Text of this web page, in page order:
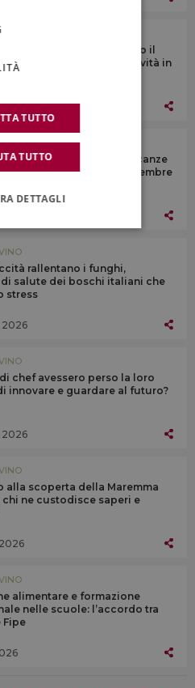
agosto, 10 miliardi di euro il
per ristorazione e ricettività in
2026
gli agriturismi e le vacanze
estate da record e settembre
rallentano i funghi,
salute dei boschi italiani che
stress
chef avessero perso la loro
innovare e guardare al futuro?
alla scoperta della Maremma
chi ne custodisce saperi e
alimentare e formazione
nelle scuole: l’accordo tra
Fipe
TUTTO
TUTTO
DETTAGLI